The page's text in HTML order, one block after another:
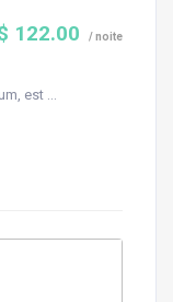
122.00 / noite
est ...